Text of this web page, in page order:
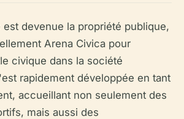
est devenue la propriété publique,
Arena Civica pour
civique dans la société
rapidement développée en tant
accueillant non seulement des
mais aussi des